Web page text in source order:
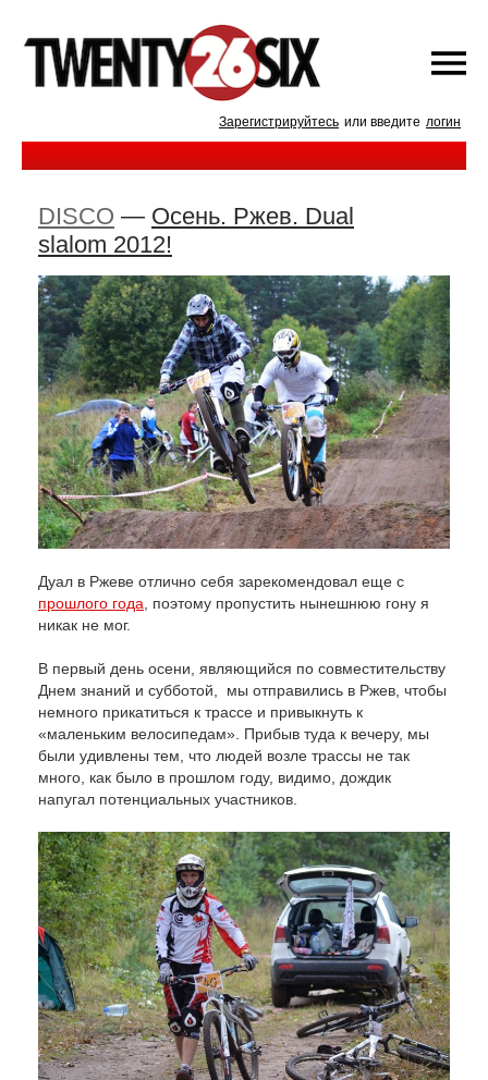
Зарегистрируйтесь или введите логин
DISCO — Осень. Ржев. Dual
slalom 2012!
Дуал в Ржеве отлично себя зарекомендовал еще с
прошлого года , поэтому пропустить нынешнюю гону я
никак не мог.
В первый день осени, являющийся по совместительству
Днем знаний и субботой, мы отправились в Ржев, чтобы
немного прикатиться к трассе и привыкнуть к
«маленьким велосипедам». Прибыв туда к вечеру, мы
были удивлены тем, что людей возле трассы не так
много, как было в прошлом году, видимо, дождик
напугал потенциальных участников.